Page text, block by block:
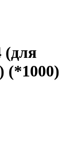
(*1000)